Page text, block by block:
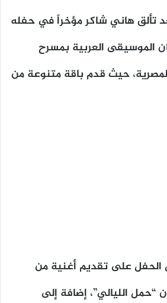
تألق هاني شاكر مؤخراً في حفله
الموسيقى العربية بمسرح
المصرية، حيث قدم باقة متنوعة من
على تقديم أغنية من
“حمل الليالي”، إضافة إلى